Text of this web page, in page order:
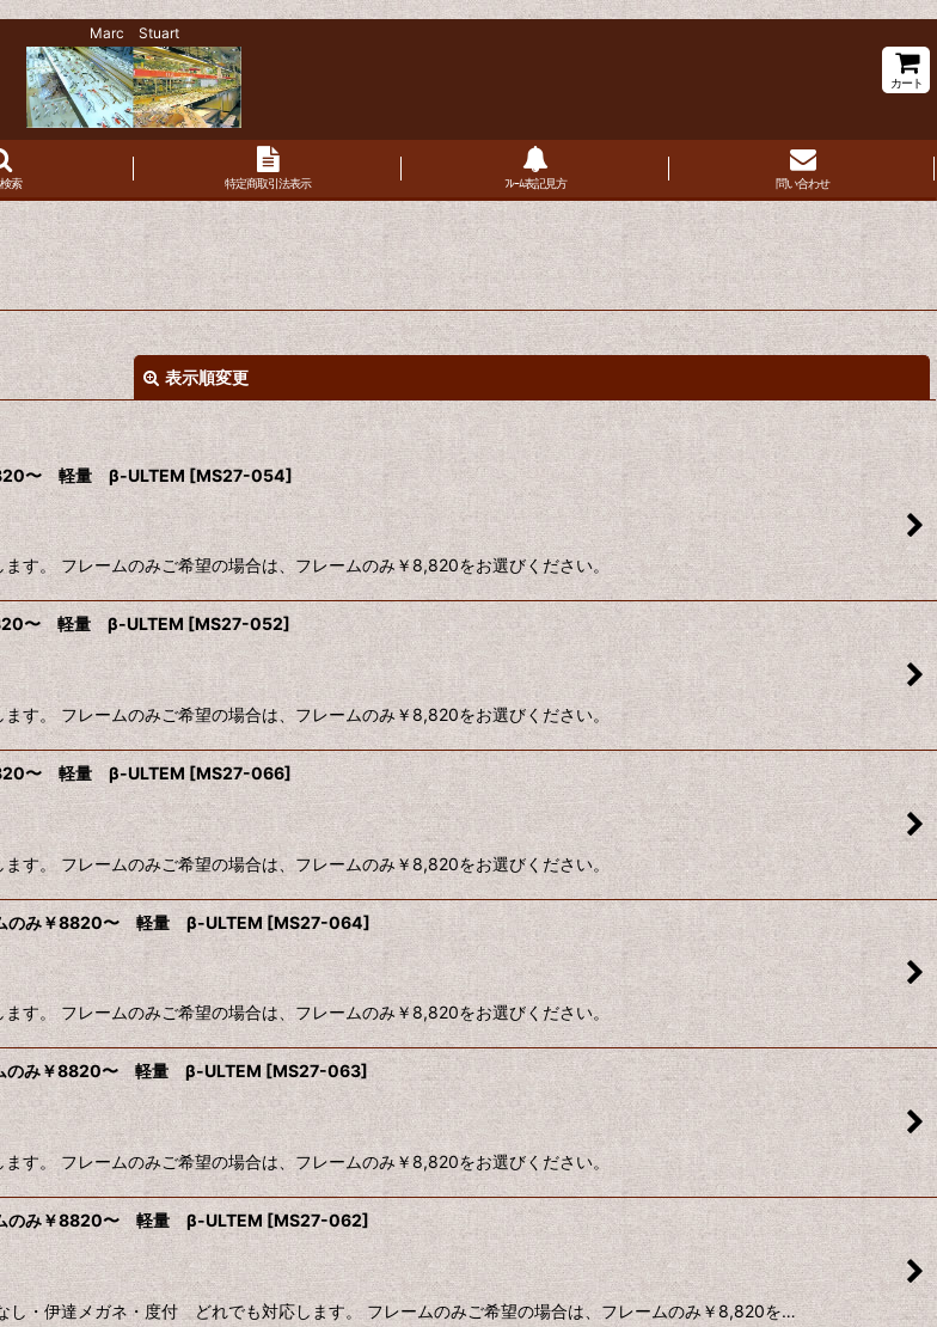
Marc Stuart
カート
索 特定商取引法表示 ﾌﾚｰﾑ表記見方 問い合わせ
表示順変更
絞り込む
〜 軽量 β-ULTEM [MS27-054]
。 フレームのみご希望の場合は、フレームのみ￥8,820をお選びください。
〜 軽量 β-ULTEM [MS27-052]
。 フレームのみご希望の場合は、フレームのみ￥8,820をお選びください。
〜 軽量 β-ULTEM [MS27-066]
。 フレームのみご希望の場合は、フレームのみ￥8,820をお選びください。
み￥8820〜 軽量 β-ULTEM[MS27-064]
。 フレームのみご希望の場合は、フレームのみ￥8,820をお選びください。
み￥8820〜 軽量 β-ULTEM [MS27-063]
。 フレームのみご希望の場合は、フレームのみ￥8,820をお選びください。
み￥8820〜 軽量 β-ULTEM [MS27-062]
・伊達メガネ・度付 どれでも対応します。 フレームのみご希望の場合は、フレームのみ￥8,820を…